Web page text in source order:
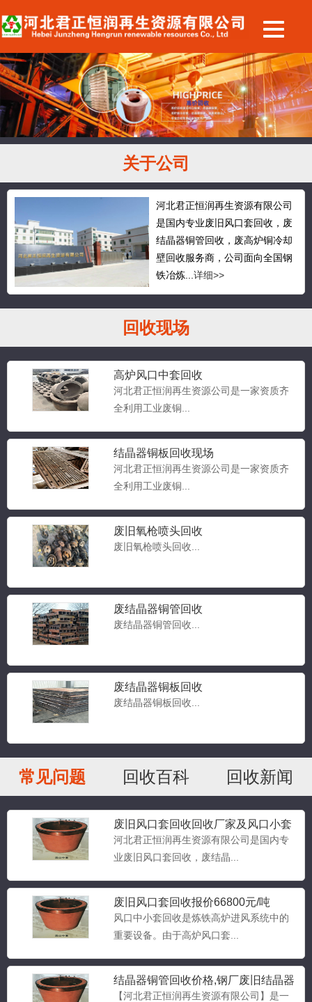
关于公司
河北君正恒润再生资源有限公司
是国内专业废旧风口套回收，废
结晶器铜管回收，废高炉铜冷却
壁回收服务商，公司面向全国钢
铁冶炼... 详细>>
回收现场
高炉风口中套回收
河北君正恒润再生资源公司是一家资质齐
全利用工业废铜...
结晶器铜板回收现场
河北君正恒润再生资源公司是一家资质齐
全利用工业废铜...
废旧氧枪喷头回收
废旧氧枪喷头回收...
废结晶器铜管回收
废结晶器铜管回收...
废结晶器铜板回收
废结晶器铜板回收...
常见问题 回收百科 回收新闻
废旧风口套回收回收厂家及风口小套
回收价格
河北君正恒润再生资源有限公司是国内专
业废旧风口套回收，废结晶...
废旧风口套回收报价66800元/吨
风口中小套回收是炼铁高炉进风系统中的
重要设备。由于高炉风口套...
结晶器铜管回收价格,钢厂废旧结晶器
铜管回收
【河北君正恒润再生资源有限公司】是一